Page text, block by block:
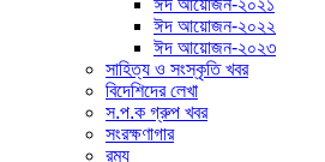
ঈদ আয়োজন-২০২১
ঈদ আয়োজন-২০২২
ঈদ আয়োজন-২০২৩
সাহিত্য ও সংস্কৃতি খবর
বিদেশিদের লেখা
স.প.ক গ্রুপ খবর
সংরক্ষণাগার
রম্য